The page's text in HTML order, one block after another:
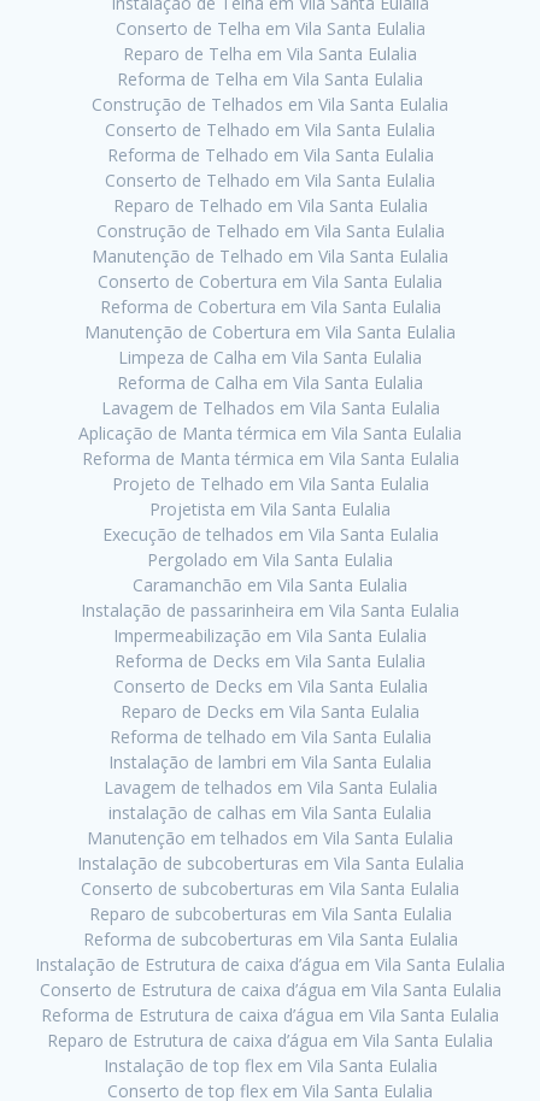
Conserto de Telha em Vila Santa Eulalia
Reparo de Telha em Vila Santa Eulalia
Reforma de Telha em Vila Santa Eulalia
Construção de Telhados em Vila Santa Eulalia
Conserto de Telhado em Vila Santa Eulalia
Reforma de Telhado em Vila Santa Eulalia
Conserto de Telhado em Vila Santa Eulalia
Reparo de Telhado em Vila Santa Eulalia
Construção de Telhado em Vila Santa Eulalia
Manutenção de Telhado em Vila Santa Eulalia
Conserto de Cobertura em Vila Santa Eulalia
Reforma de Cobertura em Vila Santa Eulalia
Manutenção de Cobertura em Vila Santa Eulalia
Limpeza de Calha em Vila Santa Eulalia
Reforma de Calha em Vila Santa Eulalia
Lavagem de Telhados em Vila Santa Eulalia
Aplicação de Manta térmica em Vila Santa Eulalia
Reforma de Manta térmica em Vila Santa Eulalia
Projeto de Telhado em Vila Santa Eulalia
Projetista em Vila Santa Eulalia
Execução de telhados em Vila Santa Eulalia
Pergolado em Vila Santa Eulalia
Caramanchão em Vila Santa Eulalia
Instalação de passarinheira em Vila Santa Eulalia
Impermeabilização em Vila Santa Eulalia
Reforma de Decks em Vila Santa Eulalia
Conserto de Decks em Vila Santa Eulalia
Reparo de Decks em Vila Santa Eulalia
Reforma de telhado em Vila Santa Eulalia
Instalação de lambri em Vila Santa Eulalia
Lavagem de telhados em Vila Santa Eulalia
instalação de calhas em Vila Santa Eulalia
Manutenção em telhados em Vila Santa Eulalia
Instalação de subcoberturas em Vila Santa Eulalia
Conserto de subcoberturas em Vila Santa Eulalia
Reparo de subcoberturas em Vila Santa Eulalia
Reforma de subcoberturas em Vila Santa Eulalia
Instalação de Estrutura de caixa d’água em Vila Santa Eulalia
Conserto de Estrutura de caixa d’água em Vila Santa Eulalia
Reforma de Estrutura de caixa d’água em Vila Santa Eulalia
Reparo de Estrutura de caixa d’água em Vila Santa Eulalia
Instalação de top flex em Vila Santa Eulalia
Conserto de top flex em Vila Santa Eulalia